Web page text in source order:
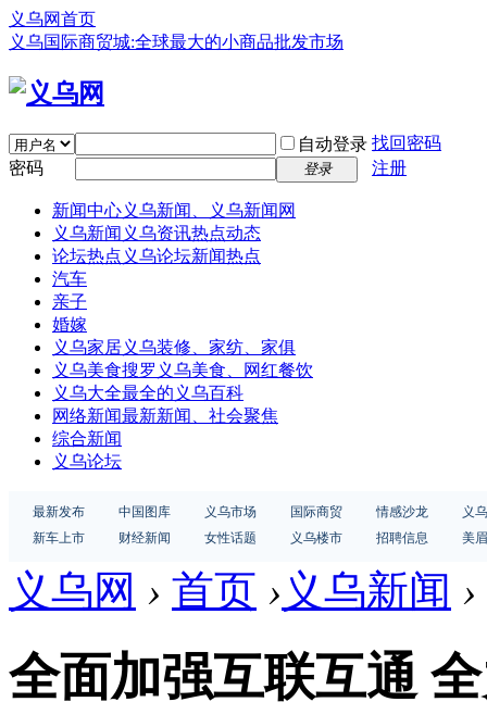
义乌网首页
义乌国际商贸城:全球最大的小商品批发市场
自动登录 找回密码
密码
登录 注册
新闻中心义乌新闻、义乌新闻网
义乌新闻 义乌资讯热点动态
论坛热点 义乌论坛新闻热点
汽车
亲子
婚嫁
义乌家居义乌装修、家纺、家俱
义乌美食搜罗义乌美食、网红餐饮
义乌大全最全的义乌百科
网络新闻最新新闻、社会聚焦
综合新闻
义乌论坛
最新发布 中国图库 义乌市场 国际商贸 情感沙龙
义
新车上市
财经新闻 女性话题 义乌楼市 招聘信息 美
义乌网 › 首页 › 义乌新闻 ›
全面加强互联互通